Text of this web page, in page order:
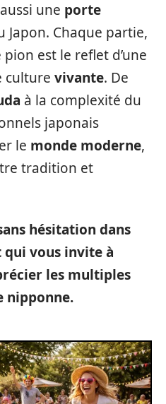
une porte
Japon. Chaque partie,
est le reflet d’une
culture vivante. De
à la complexité du
japonais
le monde moderne,
tradition et
hésitation dans
vous invite à
les multiples
nipponne.